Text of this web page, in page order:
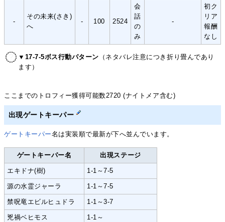
-
その未来(さき)
へ
- 100 2524
会
話
の
み
-
初ク
リア
報酬
なし
▼17-7-5ボス行動パターン （ネタバレ注意につき折り畳んであり
ます）
ここまでのトロフィー獲得可能数2720 (ナイトメア含む)
出現ゲートキーパー
ゲートキーパー名は実装順で最新が下へ並んでいます。
ゲートキーパー名 出現ステージ
エキドナ(樹) 1-1～7-5
源の水霊ジャーラ 1-1～7-5
禁呪竜エビルヒュドラ 1-1～3-7
兇禍ベヒモス 1-1～